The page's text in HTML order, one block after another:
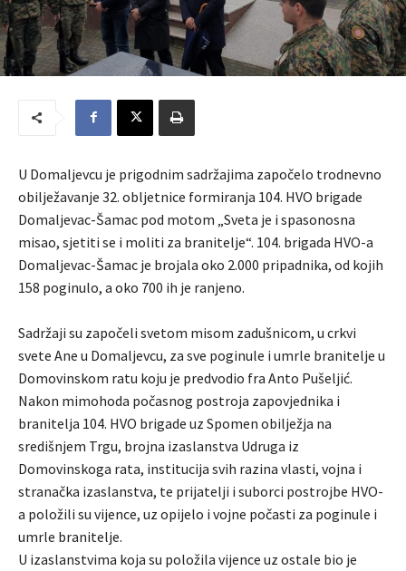
U Domaljevcu je prigodnim sadržajima započelo trodnevno
obilježavanje 32. obljetnice formiranja 104. HVO brigade
Domaljevac-Šamac pod motom „Sveta je i spasonosna
misao, sjetiti se i moliti za branitelje“. 104. brigada HVO-a
Domaljevac-Šamac je brojala oko 2.000 pripadnika, od kojih
158 poginulo, a oko 700 ih je ranjeno.
Sadržaji su započeli svetom misom zadušnicom, u crkvi
svete Ane u Domaljevcu, za sve poginule i umrle branitelje u
Domovinskom ratu koju je predvodio fra Anto Pušeljić.
Nakon mimohoda počasnog postroja zapovjednika i
branitelja 104. HVO brigade uz Spomen obilježja na
središnjem Trgu, brojna izaslanstva Udruga iz
Domovinskoga rata, institucija svih razina vlasti, vojna i
stranačka izaslanstva, te prijatelji i suborci postrojbe HVO-
a položili su vijence, uz opijelo i vojne počasti za poginule i
umrle branitelje.
U izaslanstvima koja su položila vijence uz ostale bio je